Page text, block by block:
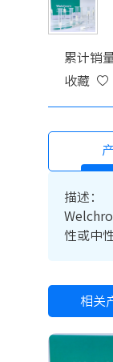
累计销
收藏
描述：
性或中
相关